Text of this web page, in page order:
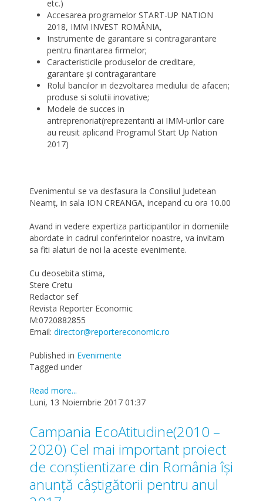
etc.)
Accesarea programelor START-UP NATION
2018, IMM INVEST ROMÂNIA,
Instrumente de garantare si contragarantare
pentru finantarea firmelor;
Caracteristicile produselor de creditare,
garantare şi contragarantare
Rolul bancilor in dezvoltarea mediului de afaceri;
produse si solutii inovative;
Modele de succes in
antreprenoriat(reprezentanti ai IMM-urilor care
au reusit aplicand Programul Start Up Nation
2017)
Evenimentul se va desfasura la Consiliul Judetean
Neamț, in sala ION CREANGA, incepand cu ora 10.00
Avand in vedere expertiza participantilor in domeniile
abordate in cadrul conferintelor noastre, va invitam
sa fiti alaturi de noi la aceste evenimente.
Cu deosebita stima,
Stere Cretu
Redactor sef
Revista Reporter Economic
M:0720882855
Email: director@reportereconomic.ro
Published in Evenimente
Tagged under
Read more...
Luni, 13 Noiembrie 2017 01:37
Campania EcoAtitudine(2010 –
2020) Cel mai important proiect
de conștientizare din România își
anunță câștigătorii pentru anul